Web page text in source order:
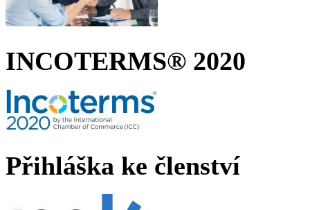
INCOTERMS® 2020
Přihláška ke členství